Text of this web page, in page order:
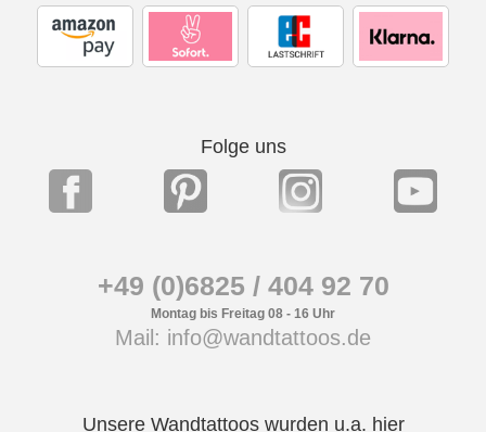
Folge uns
+49 (0)6825 / 404 92 70
Montag bis Freitag 08 - 16 Uhr
Mail: info@wandtattoos.de
Unsere Wandtattoos wurden u.a. hier